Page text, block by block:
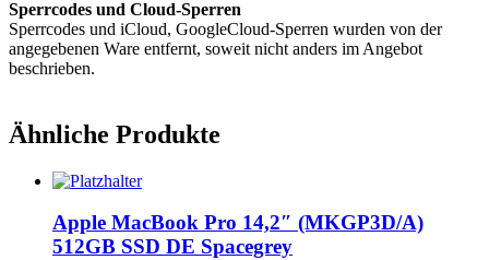
Sperrcodes und Cloud-Sperren
Sperrcodes und iCloud, GoogleCloud-Sperren wurden von der
angegebenen Ware entfernt, soweit nicht anders im Angebot
beschrieben.
Ähnliche Produkte
Apple MacBook Pro 14,2″ (MKGP3D/A)
512GB SSD DE Spacegrey